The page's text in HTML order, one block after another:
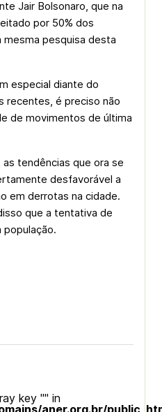
Jair Bolsonaro, que na
por 50% dos
pesquisa desta
especial diante do
recentes, é preciso não
de movimentos de última
tendências que ora se
desfavorável a
em derrotas na cidade.
que a tentativa de
key "" in
aner.org.br/